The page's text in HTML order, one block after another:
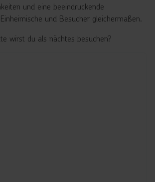
und eine beeindruckende
und Besucher gleichermaßen.
wirst du als nächtes besuchen?